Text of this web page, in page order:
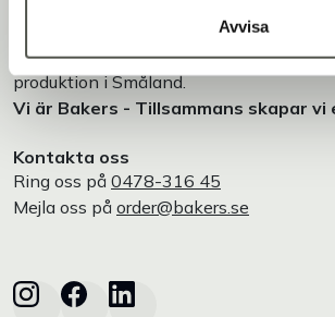
Avvisa
Bakers är en helhetsleverantör av
utrustning för bageri, konditori och
produktion i Småland.
Vi är Bakers - Tillsammans skapar vi
Kontakta oss
Ring oss på 0478-316 45
Mejla oss på order@bakers.se